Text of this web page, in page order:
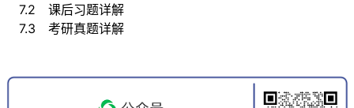
7.2 课后习题详解
7.3 考研真题详解